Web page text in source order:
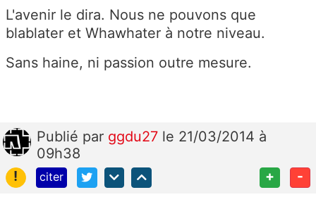
L'avenir le dira. Nous ne pouvons que
blablater et Whawhater à notre niveau.
Sans haine, ni passion outre mesure.
Publié par ggdu27 le 21/03/2014 à
09h38
!
citer + -